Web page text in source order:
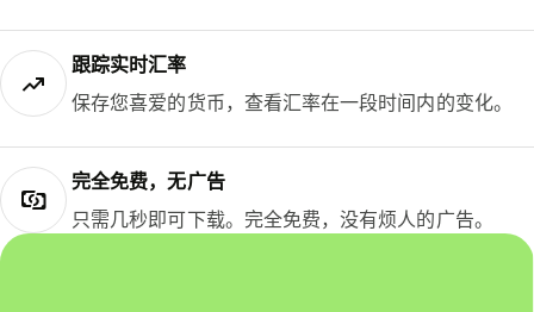
跟踪实时汇率
保存您喜爱的货币，查看汇率在一段时间内的变化。
完全免费，无广告
只需几秒即可下载。完全免费，没有烦人的广告。